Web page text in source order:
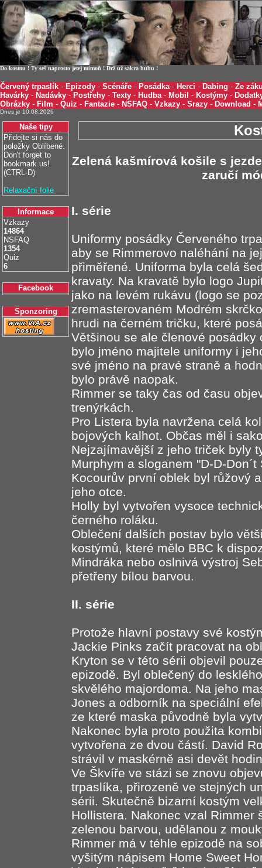
Do kosmu ! Ty seš naprosto jetej mimoň ! Drž už sakra hubu !
Červený trpaslík - Epizody - Scénáře - Posádka- Herci - Dabing - Ze
Havárky - Nadávky - Postřehy - Texty - Hudba- Mobil - Kostýmy -
Obrázky - Film - Quiz - Fantazie - NSFAQ - Vzkazy - Srazy - Download -
Dnes je 10.08.2026
Naše tipy
Přidejte si nás do
položky Oblíbené.
Don't forget to
bookmark us!
(CTRL-D)
Relaxační folie
Informace
Vzkazy
14864
NSFAQ
1354
Quiz
6
Facebook
Sponzoring
Zelená kašmírová košile s
zaručí
I. série
Uniformy posádky Červeného
aby se Rimmerovo naléhání na
přiměřené. Uniforma byla celá
kravaty. Na kravatě bylo logo
jako na levém rukávu (logo se
zremasterovaném Modrém
hrudi na černém tričku, které
Většinou se ale členové
bylo jméno majitele uniformy i
své jméno na pravé straně a
bylo právě naopak.
Rimmer se taky čas od času
trenýrkách.
Pro Listera byla navržena celá
bojových kalhot. Občas měl i
Nejzajímavější z jeho triček byly
Murphym a sloganem "D-D-Don´t
Kocourův první oblek byl růžový
jeho otce.
Holly byl vytvořen vysoce
černého roláku.
Oblečení dalších postav bylo
kostýmů, které mělo BBC k
Mindráka nebo oslnivá výstroj
přetřeny bílou barvou.
II. série
Protože hlavní postavy své
Jackie Pinks začít pracovat na
Kryton se v této sérii objevil
epizodě. Byl oblečený do
skvělého majordoma. Na jeho
Jones a odborník na speciální
ze které maska původně byla
Nakonec byla proto použita
vytvořena ze dvou částí. David
strávil v maskérně asi devět
Ve Škvíře ve stázi se znovu
trpaslíka, přirozeně ve stejných
sérii. Skutečně bizarní kostým
Hollistera. Nakonec vzal Rimmer
zelenou barvou, udělanou z
Rimmer má v téhle epizodě na
vyšitým nápisem Home Sweet